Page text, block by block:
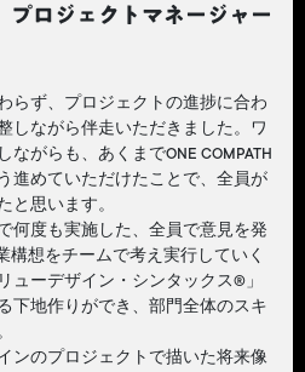
ロジェクトマネージャー
らず、プロジェクトの進捗に合わ
しながら伴走いただきました。ワ
がらも、あくまでONE COMPATH
進めていただけたことで、全員が
と思います。
何度も実施した、全員で意見を発
想をチームで考え実行していく
ューデザイン・シンタックス®」
下地作りができ、部門全体のスキ
ンのプロジェクトで描いた将来像